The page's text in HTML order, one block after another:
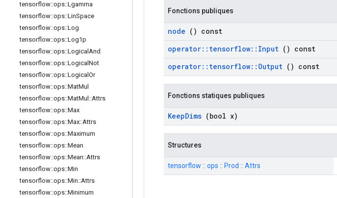
tensorflow::ops::Lgamma
tensorflow::ops::LinSpace
tensorflow::ops::Log
tensorflow::ops::Log1p
tensorflow::ops::Logical And
tensorflow::ops::Logical Not
tensorflow::ops::Logical Or
tensorflow::ops::MatMul
tensorflow::ops::MatMul ::Attrs
tensorflow::ops::Max
tensorflow::ops::Max::Attrs
tensorflow::ops::Maximum
tensorflow::ops::Mean
tensorflow::ops::Mean::Attrs
tensorflow::ops::Min
tensorflow::ops::Min::Attrs
tensorflow::ops::Minimum
Fonctions publiques
node () const
operator:: tensorflow:: Input () const
operator:: tensorflow:: Output () const
Fonctions statiques publiques
KeepDims (bool x)
Structures
tensorflow :: ops :: Prod :: Attrs